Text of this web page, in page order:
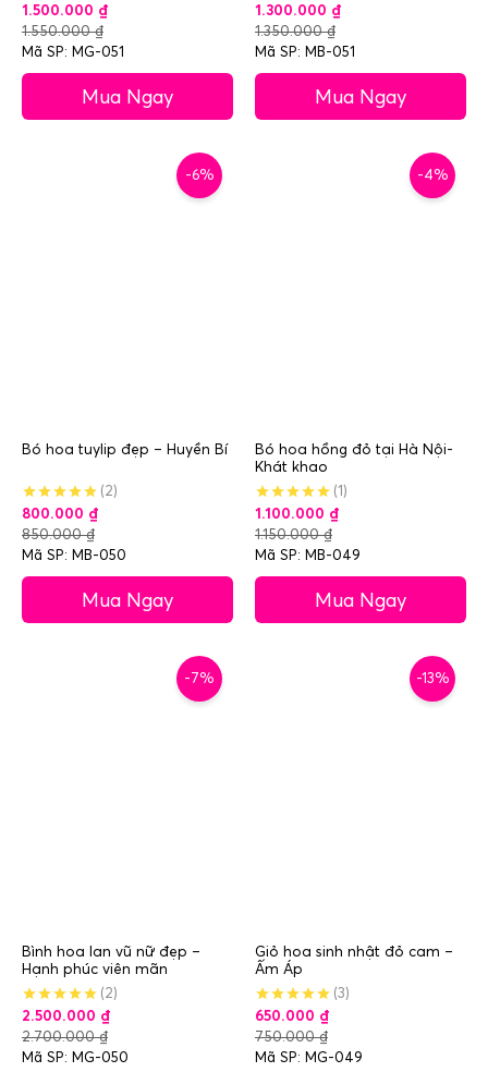
1.500.000 ₫
1.550.000₫
Mã SP: MG-051
Mua Ngay
1.300.000 ₫
1.350.000₫
Mã SP: MB-051
Mua Ngay
-6%
Bó hoa tuylip đẹp – Huyền Bí
(2)
800.000 ₫
850.000₫
Mã SP: MB-050
Mua Ngay
-4%
Bó hoa hồng đỏ tại Hà Nội-
Khát khao
(1)
1.100.000 ₫
1.150.000₫
Mã SP: MB-049
Mua Ngay
-7%
Bình hoa lan vũ nữ đẹp –
Hạnh phúc viên mãn
(2)
2.500.000 ₫
2.700.000₫
Mã SP: MG-050
-13%
Giỏ hoa sinh nhật đỏ cam –
Ấm Áp
(3)
650.000 ₫
750.000₫
Mã SP: MG-049